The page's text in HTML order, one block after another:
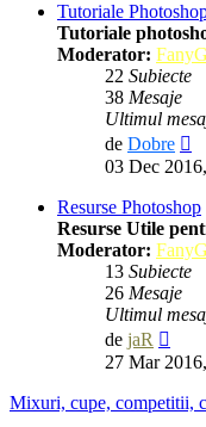
Tutoriale
Tutoriale
Moderator:
22 Subiecte
38 Mesaje
Ultimul
de Dobre
03 Dec
Resurse Photoshop
Resurse Utile
Moderator:
13 Subiecte
26 Mesaje
Ultimul
de jaR
mesaj
27 Mar
Mixuri, cupe, competitii,